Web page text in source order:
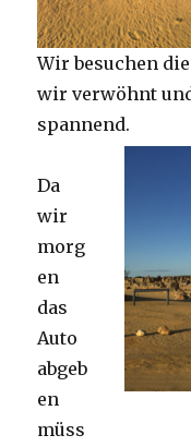
Wir besuchen
wir verwöhnt
spannend.
Da
wir
morg
en
das
Auto
abgeb
en
müss